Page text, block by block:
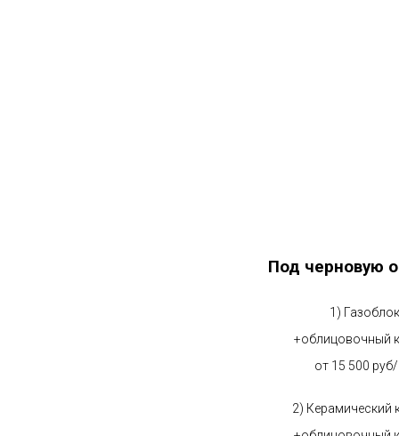
Под черновую
1) Газоблок
+облицовочный
от 15 500
2) Керамический